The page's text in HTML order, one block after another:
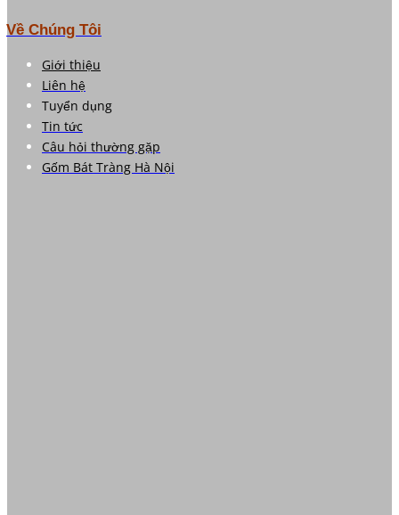
Về Chúng Tôi
Giới thiệu
Liên hệ
Tuyển dụng
Tin tức
Câu hỏi thường gặp
Gốm Bát Tràng Hà Nội